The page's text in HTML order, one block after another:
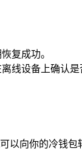
复成功。
线设备上确认是
以向你的冷钱